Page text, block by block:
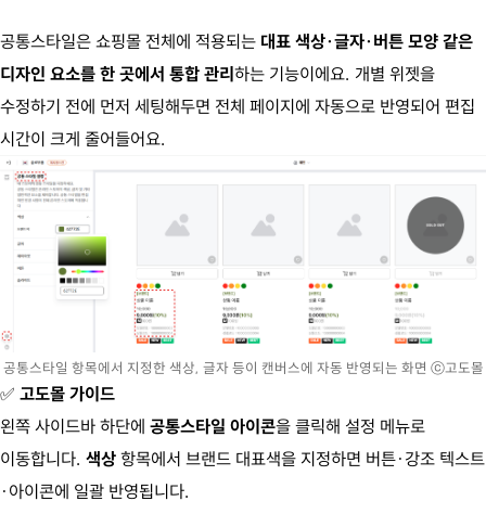
공통스타일은 쇼핑몰 전체에 적용되는 대표 색상·글자·버튼 모양 같은
디자인 요소를 한 곳에서 통합 관리하는 기능이에요. 개별 위젯을
수정하기 전에 먼저 세팅해두면 전체 페이지에 자동으로 반영되어 편집
시간이 크게 줄어들어요.
공통스타일 항목에서 지정한 색상, 글자 등이 캔버스에 자동 반영되는 화면 ⓒ고도몰
✅ 고도몰 가이드
왼쪽 사이드바 하단에 공통스타일 아이콘을 클릭해 설정 메뉴로
이동합니다. 색상 항목에서 브랜드 대표색을 지정하면 버튼·강조 텍스트
·아이콘에 일괄 반영됩니다.